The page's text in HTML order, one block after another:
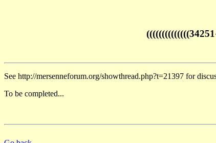
See http://mersenneforum.org/showthread.php?t=21397 for
To be completed...